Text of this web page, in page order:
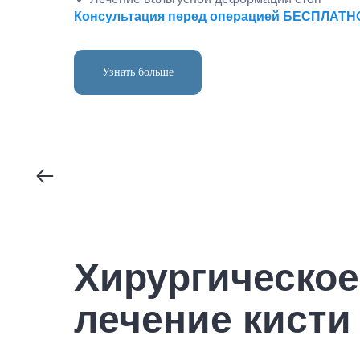
Консультация перед операцией
Узнать больше
Хирургическое
лечение кисти